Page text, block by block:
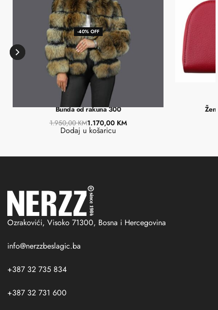
-40% OFF
Bunda od rakuna 300
1.950,00KM1.170,00 KM
Dodaj u košaricu
Ozrakovići, Visoko 71300, Bosna i Hercegovina
info@nerzzbeslagic.ba
+387 32 735 834
+387 32 731 600